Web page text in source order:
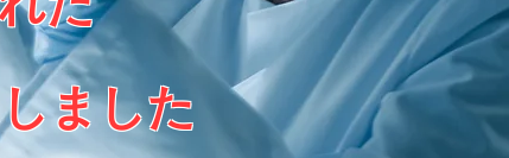
ました